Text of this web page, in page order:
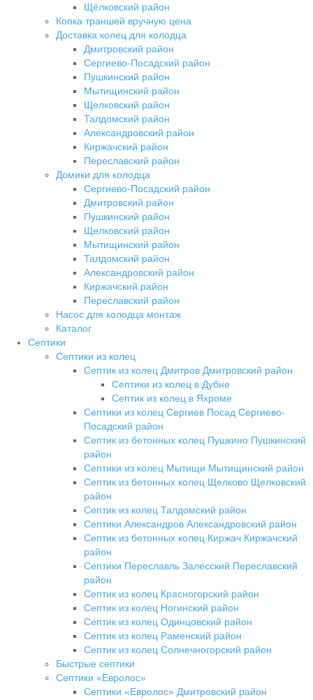
Щёлковский район
Копка траншей вручную цена
Доставка колец для колодца
Дмитровский район
Сергиево-Посадский район
Пушкинский район
Мытищинский район
Щелковский район
Талдомский район
Александровский район
Киржачский район
Переславский район
Домики для колодца
Сергиево-Посадский район
Дмитровский район
Пушкинский район
Щелковский район
Мытищинский район
Талдомский район
Александровский район
Киржачский район
Переславский район
Насос для колодца монтаж
Каталог
Септики
Септики из колец
Септик из колец Дмитров Дмитровский район
Септики из колец в Дубне
Септик из колец в Яхроме
Септики из колец Сергиев Посад Сергиево-
Посадский район
Септик из бетонных колец Пушкино Пушкинский
район
Септики из колец Мытищи Мытищинский район
Септик из бетонных колец Щелково Щелковский
район
Септик из колец Талдомский район
Септики Александров Александровский район
Септик из бетонных колец Киржач Киржачский
район
Септики Переславль Залесский Переславский
район
Септик из колец Красногорский район
Септик из колец Ногинский район
Септик из колец Одинцовский район
Септик из колец Раменский район
Септик из колец Солнечногорский район
Быстрые септики
Септики «Евролос»
Септики «Евролос» Дмитровский район